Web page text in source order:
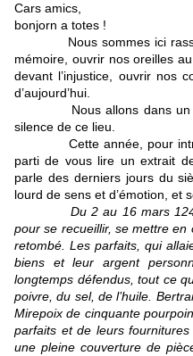
Cars amics,
bonjorn a totes !
Nous sommes ici
mémoire, ouvrir nos oreilles
devant l’injustice, ouvrir nos
d’aujourd’hui.
Nous allons dans un
silence de ce lieu.
Cette année, pour
parti de vous lire un extrait
parle des derniers jours du
lourd de sens et d’émotion, et
Du 2 au 16 mars
pour se recueillir, se mettre
retombé. Les parfaits, qui
biens et leur argent
longtemps défendus, tout ce
poivre, du sel, de l’huile.
Mirepoix de cinquante
parfaits et de leurs
une pleine couverture de